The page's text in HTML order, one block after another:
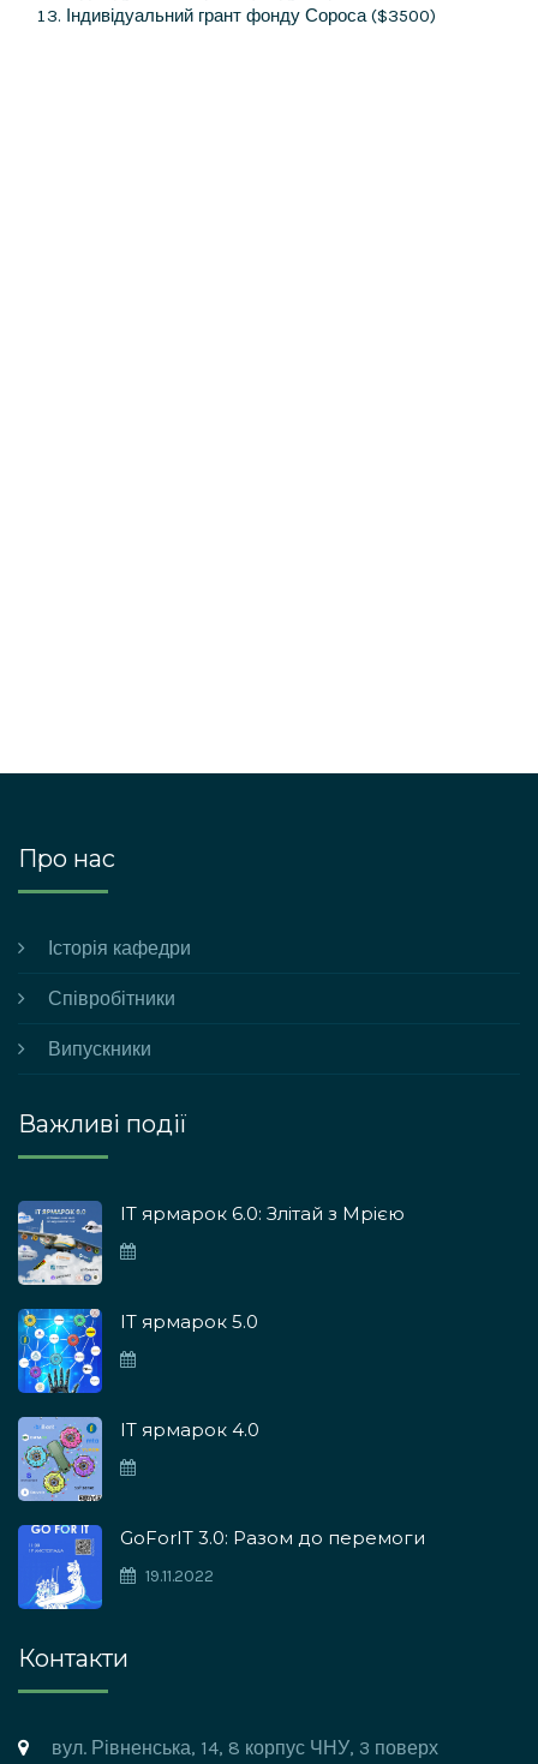
Індивідуальний грант фонду Сороса ($3500)
Про нас
Історія кафедри
Співробітники
Випускники
Важливі події
ІТ ярмарок 6.0: Злітай з Мрією
ІТ ярмарок 5.0
IT ярмарок 4.0
GoForIT 3.0: Разом до перемоги
19.11.2022
Контакти
вул. Рівненська, 14, 8 корпус ЧНУ, 3 поверх